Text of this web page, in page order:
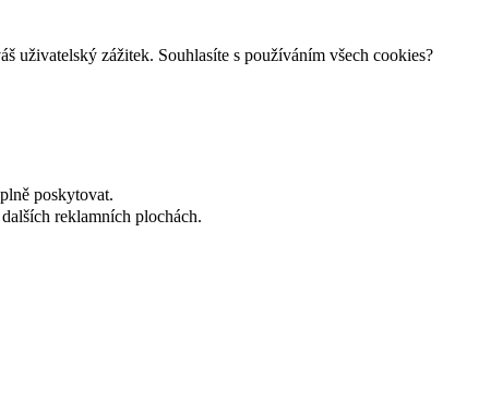
uživatelský zážitek. Souhlasíte s používáním všech cookies?
poskytovat.
reklamních plochách.